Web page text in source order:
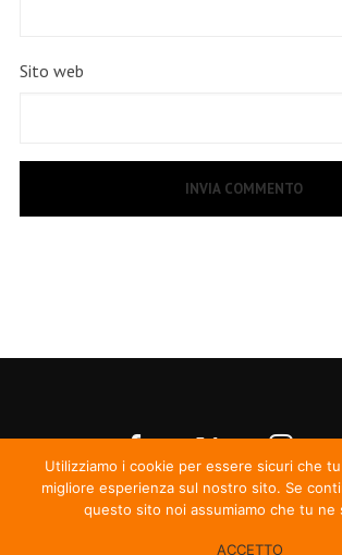
Sito web
Utilizziamo i cookie per essere sicuri che
migliore esperienza sul nostro sito. Se
questo sito noi assumiamo che tu ne
ACCETTO